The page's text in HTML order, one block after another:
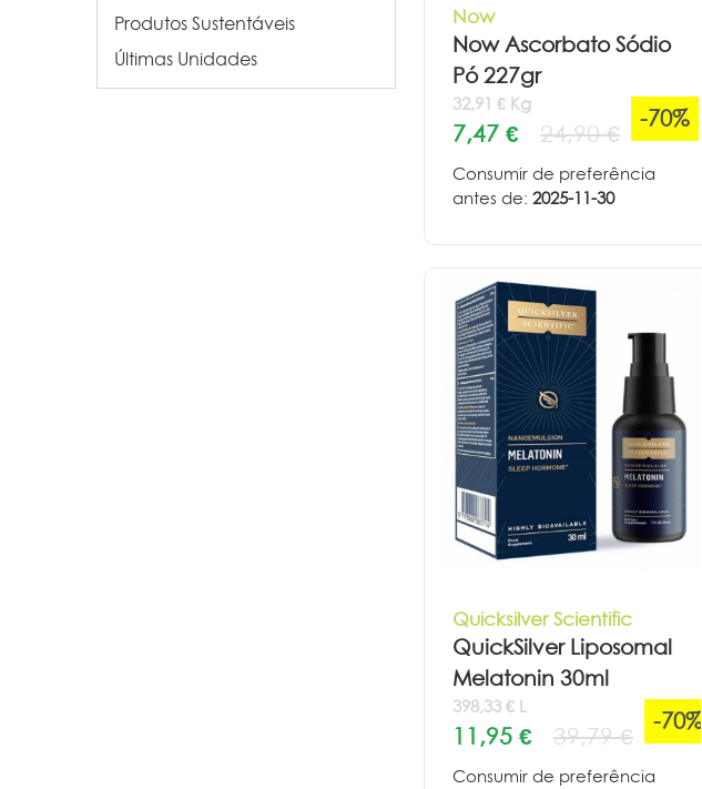
Produtos Sustentáveis
Últimas Unidades
Now
Now Ascorbato Sódio
Pó 227gr
32,91 € Kg
7,47 € 24,90 €
-70%
Consumir de preferência
antes de: 2025-11-30
Quicksilver Scientific
QuickSilver Liposomal
Melatonin 30ml
398,33 € L
11,95 € 39,79 €
-70%
Consumir de preferência